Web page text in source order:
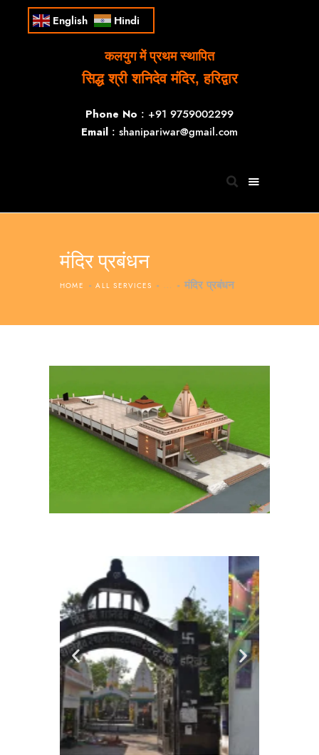
English Hindi
कलयुग में प्रथम स्थापित
सिद्ध श्री शनिदेव मंदिर, हरिद्वार
Phone No : +91 9759002299
Email : shanipariwar@gmail.com
मंदिर प्रबंधन
HOME ALL SERVICES ... मंदिर प्रबंधन